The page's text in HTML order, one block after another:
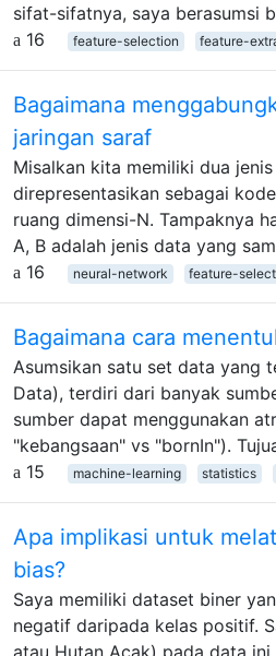
sifat-sifatnya, saya berasumsi
16
feature-selection feature-
Bagaimana
jaringan saraf
Misalkan kita memiliki dua
direpresentasikan sebagai
ruang dimensi-N. Tampaknya
A, B adalah jenis data yang
16
neural-network feature-
Bagaimana cara
Asumsikan satu set data yang
Data), terdiri dari banyak
sumber dapat menggunakan
"kebangsaan" vs "bornIn").
15
machine-learning statistics
Apa implikasi untuk
bias?
Saya memiliki dataset biner
negatif daripada kelas positif.
atau Hutan Acak) pada data